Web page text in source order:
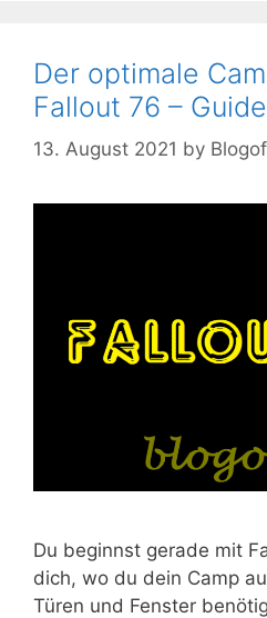
Der optimale
Fallout 76 – Guide
13. August 2021 by
Du beginnst gerade mit
dich, wo du dein Camp
Türen und Fenster